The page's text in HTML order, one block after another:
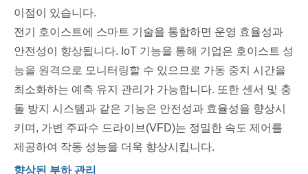
이점이 있습니다.
전기 호이스트에 스마트 기술을 통합하면 운영 효율성과
안전성이 향상됩니다. IoT 기능을 통해 기업은 호이스트 성
능을 원격으로 모니터링할 수 있으므로 가동 중지 시간을
최소화하는 예측 유지 관리가 가능합니다. 또한 센서 및 충
돌 방지 시스템과 같은 기능은 안전성과 효율성을 향상시
키며, 가변 주파수 드라이브(VFD)는 정밀한 속도 제어를
제공하여 작동 성능을 더욱 향상시킵니다.
향상된 부하 관리